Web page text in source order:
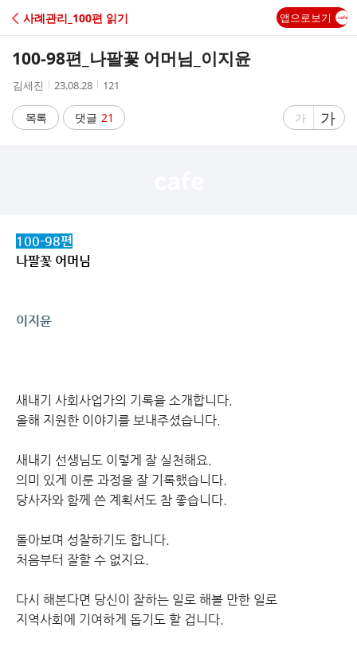
C
A
사례관리_100편 읽기 앱으로보기
100-98편_나팔꽃 어머님_이지윤
작
자
김세진
작
시
간
23.08.28
조
수
121
목록 댓글 21
글
가
글
자
가
100-98편
나팔꽃 어머님
이지윤
새내기 사회사업가의 기록을 소개합니다.
올해 지원한 이야기를 보내주셨습니다.
새내기 선생님도 이렇게 잘 실천해요.
의미 있게 이룬 과정을 잘 기록했습니다.
당사자와 함께 쓴 계획서도 참 좋습니다.
돌아보며 성찰하기도 합니다.
처음부터 잘할 수 없지요.
다시 해본다면 당신이 잘하는 일로 해볼 만한 일로
지역사회에 기여하게 돕기도 할 겁니다.